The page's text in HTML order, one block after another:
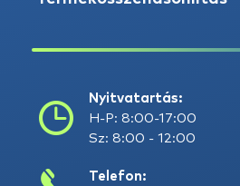
Nyitvatartás:
H-P: 8:00-17:00
Sz: 8:00 - 12:00
Telefon: